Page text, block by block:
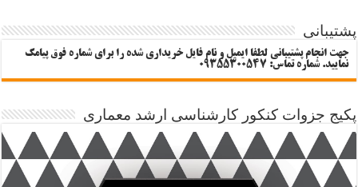
پشتیبانی
جهت انجام پشتیبانی لطفا ایمیل و نام فایل خریداری شده را برای شماره فوق پیامک
نمایید. شماره تماس: 09355300547
پکیج جزوات کنکور کارشناسی ارشد معماری